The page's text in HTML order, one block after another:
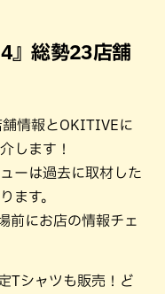
』総勢23店舗
情報とOKITIVEに
します！
ーは過去に取材した
ます。
前にお店の情報チェ
Tシャツも販売！ど